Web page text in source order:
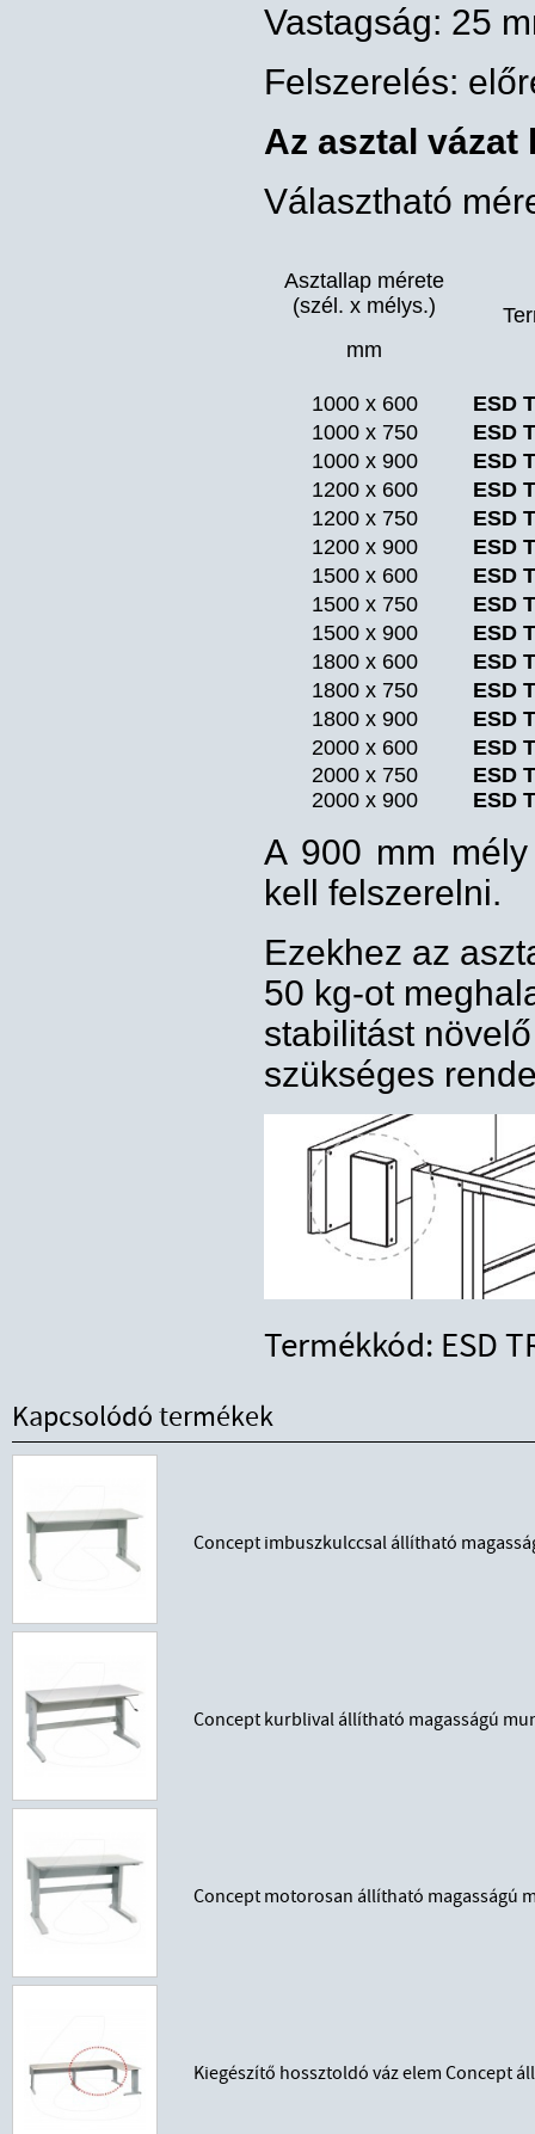
Vastagság: 25
Felszerelés:
Az asztal vázat
Választható
Asztallap mérete
(szél. x mélys.)
mm
1000 x 600
ESD
1000 x 750
ESD
1000 x 900
ESD
1200 x 600
ESD
1200 x 750
ESD
1200 x 900
ESD
1500 x 600
ESD
1500 x 750
ESD
1500 x 900
ESD
1800 x 600
ESD
1800 x 750
ESD
1800 x 900
ESD
2000 x 600
ESD
2000 x 750
ESD
2000 x 900
ESD
A 900 mm
kell felszerelni.
Ezekhez az
50 kg-ot
stabilitást
szükséges
Termékkód: ESD
Kapcsolódó termékek
Concept imbuszkulccsal állítható
Concept kurblival állítható magasságú
Concept motorosan állítható magasságú
Kiegészítő hossztoldó váz elem Concept